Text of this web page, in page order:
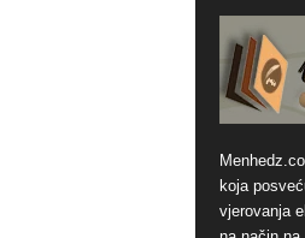
koja
vjerovanja